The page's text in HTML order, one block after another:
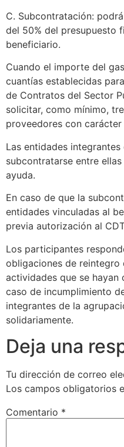
C. Subcontratación:
del 50% del presupuesto
beneficiario.
Cuando el importe del
cuantías establecidas
de Contratos del Sector
solicitar, como mínimo,
proveedores con
Las entidades
subcontratarse entre
ayuda.
En caso de que la
entidades vinculadas al
previa autorización al
Los participantes
obligaciones de reintegro
actividades que se hayan
caso de incumplimiento
integrantes de la
solidariamente.
Deja una
Tu dirección de correo
Los campos obligatorios
Comentario *